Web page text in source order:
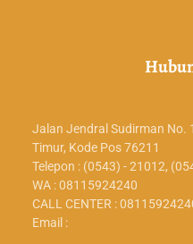
Jalan Jendral Sudirman No.
Timur, Kode Pos 76211
Telepon : (0543) - 21012,
WA : 08115924240
CALL CENTER :
Email :